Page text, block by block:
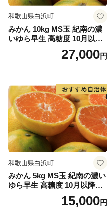
和歌山県白浜町
みかん 10kg MS玉 紀南の濃
いゆら早生 高糖度 10月以降
発送 マルチ被覆栽培27,000円
和歌山県白浜町
みかん 5kg MS玉 紀南の濃い
ゆら早生 高糖度 10月以降発
送 マルチ被覆栽培15,000円